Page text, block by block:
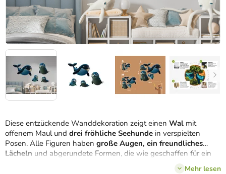
Diese entzückende Wanddekoration zeigt einen Wal mit
offenem Maul und drei fröhliche Seehunde in verspielten
Posen. Alle Figuren haben große Augen, ein freundliches
Lächeln und abgerundete Formen, die wie geschaffen für ein
Kinderzimmer sind. Die Dekoration wirkt freundlich, fröhlich und
Mehr lesen